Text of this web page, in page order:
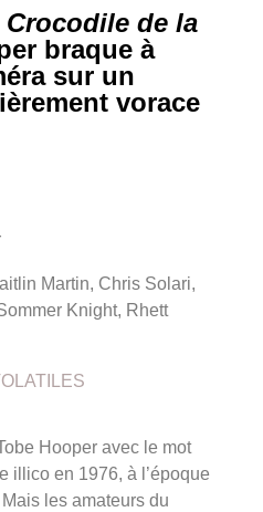
Crocodile de la
braque à
sur un
vorace
Martin, Chris Solari,
Knight, Rhett
Hooper avec le mot
illico en 1976, à l’époque
Mais les amateurs du